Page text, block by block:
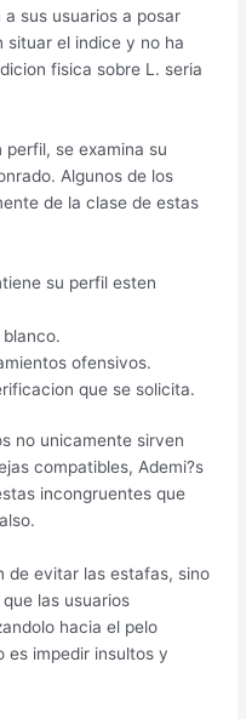
sus usuarios a posar
situar el indice y no ha
fisica sobre L. seri­a
se examina su
Algunos de los
de la clase de estas
su perfil esten
ofensivos.
que se solicita.
no unicamente sirven
compatibles, Ademi?s
incongruentes que
de evitar las estafas, sino
las usuarios
hacia el pelo
es impedir insultos y